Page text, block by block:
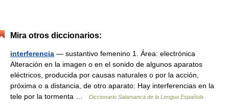
Mira otros diccionarios:
interferencia — sustantivo femenino 1. Área: electrónica
Alteración en la imagen o en el sonido de algunos aparatos
eléctricos, producida por causas naturales o por la acción,
próxima o a distancia, de otro aparato: Hay interferencias en la
tele por la tormenta …
Diccionario Salamanca de la Lengua Española